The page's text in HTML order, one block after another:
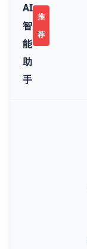
AI
智
能
助
手
推
荐